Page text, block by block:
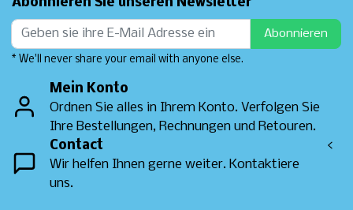
Abonnieren Sie unseren Newsletter
Abonnieren
* We'll never share your email with anyone else.
Mein Konto
Ordnen Sie alles in Ihrem Konto. Verfolgen Sie
Ihre Bestellungen, Rechnungen und Retouren.
Contact
Wir helfen Ihnen gerne weiter. Kontaktiere
uns.
<